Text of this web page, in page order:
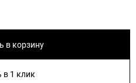
в корзину
в 1 клик